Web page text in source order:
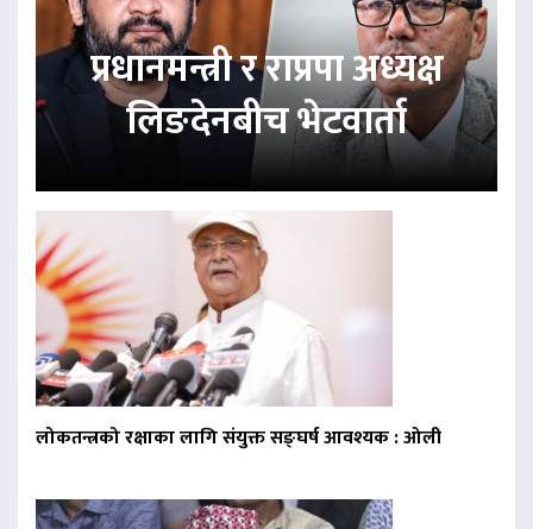
प्रधानमन्त्री र राप्रपा अध्यक्ष
लिङदेनबीच भेटवार्ता
लोकतन्त्रको रक्षाका लागि संयुक्त सङ्घर्ष आवश्यक : ओली